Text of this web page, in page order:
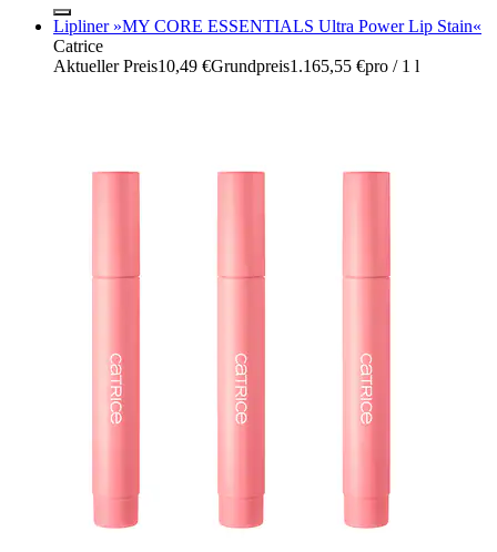
Lipliner »MY CORE ESSENTIALS Ultra Power Lip Stain«
Catrice
Aktueller Preis10,49 €Grundpreis1.165,55 €pro / 1 l